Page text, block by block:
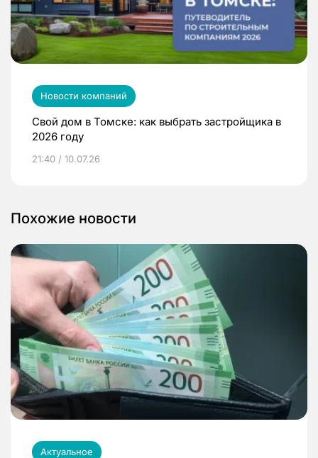
Новости компаний
Свой дом в Томске: как выбрать застройщика в
2026 году
21:40 / 10.07.26
Похожие новости
Актуальное